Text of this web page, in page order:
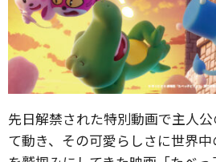
先日解禁された特別動画で主人
て動き、その可愛らしさに世界